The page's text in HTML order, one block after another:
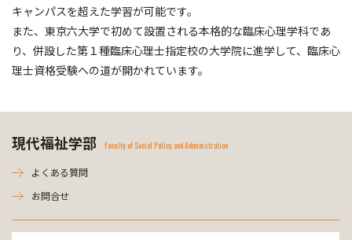
キャンパスを超えた学習が可能です。
また、東京六大学で初めて設置される本格的な臨床心理学科であ
り、併設した第１種臨床心理士指定校の大学院に進学して、臨床心
理士資格受験への道が開かれています。
現代福祉学部 Faculty of Social Policy and Administration
よくある質問
お問合せ